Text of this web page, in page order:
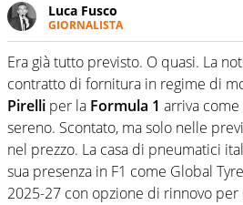
Luca Fusco
GIORNALISTA
Giornalista multimediale.
lui sgasa, impenna, derapa. E
sul podio
Era già tutto previsto. O quasi. La
contratto di fornitura in regime di
Pirelli per la Formula 1 arriva
sereno. Scontato, ma solo nelle
nel prezzo. La casa di pneumatici
sua presenza in F1 come Global
2025-27 con opzione di rinnovo per